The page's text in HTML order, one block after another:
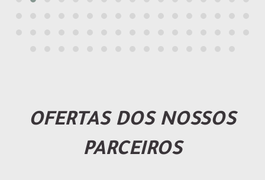
OFERTAS DOS NOSSOS
PARCEIROS